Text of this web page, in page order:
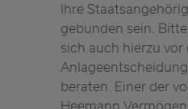
Ihre
gebunden sein.
sich auch hierzu vor
beraten. Einer der
Heemann